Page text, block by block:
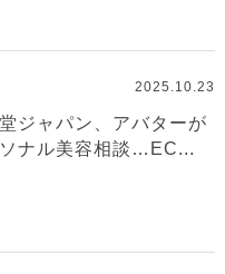
2025.10.23
ジャパン、アバターが
ナル美容相談…EC...